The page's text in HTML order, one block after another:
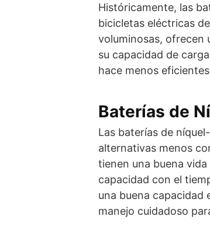
Históricamente, las
bicicletas eléctricas
voluminosas, ofrecen
su capacidad de
hace menos
Baterías de
Las baterías de
alternativas menos
tienen una buena
capacidad con el
una buena capacidad
manejo cuidadoso